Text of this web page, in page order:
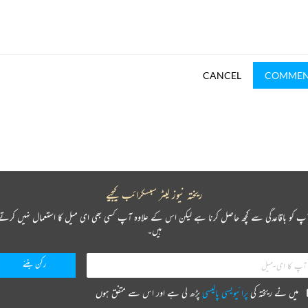
CANCEL
ریختہ نیوز لیٹر سبسکرائب کیجیے
کو باقاعدگی سے کچھ حاصل کرنا ہے لیکن اس کے علاوہ آپ کسی بھی ای میل کا استعمال نہیں
ہیں۔
میں نے ریختہ کیپرائیویسی پالیسیپڑھ لی ہے اور اس سے متفق ہوں